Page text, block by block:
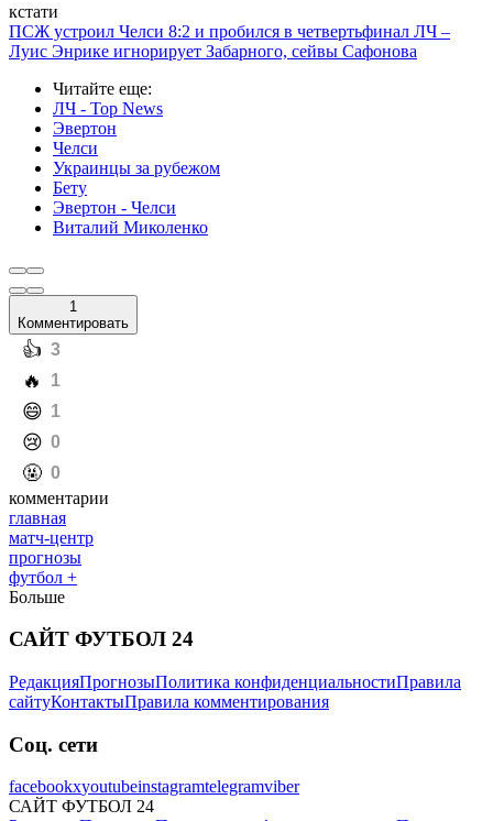
кстати
ПСЖ устроил Челси 8:2 и пробился в четвертьфинал ЛЧ –
Луис Энрике игнорирует Забарного, сейвы Сафонова
Читайте еще:
ЛЧ - Top News
Эвертон
Челси
Украинцы за рубежом
Бету
Эвертон - Челси
Виталий Миколенко
1
Комментировать
️👍 3
️🔥 1
️😄 1
️😢 0
️🤬 0
комментарии
главная
матч-центр
прогнозы
футбол +
Больше
САЙТ ФУТБОЛ 24
РедакцияПрогнозыПолитика конфиденциальностиПравила
сайтуКонтактыПравила комментирования
Соц. сети
facebookxyoutubeinstagramtelegramviber
САЙТ ФУТБОЛ 24